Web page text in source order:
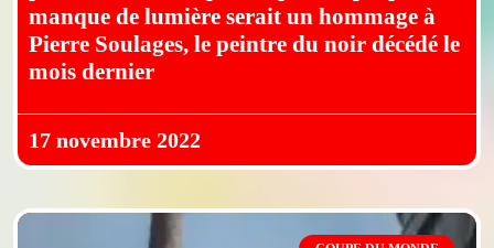
manque de lumière serait un hommage à
Pierre Soulages, le peintre du noir décédé le
mois dernier
17 novembre 2022